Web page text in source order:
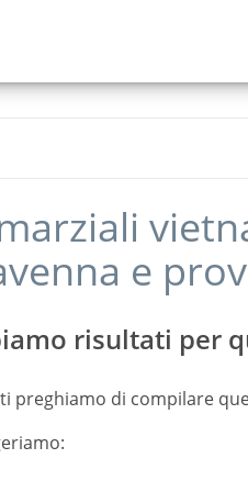
e
risultati per
preghiamo di compilare